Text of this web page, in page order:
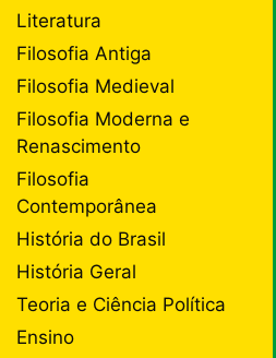
Literatura
Filosofia Antiga
Filosofia Medieval
Filosofia Moderna e
Renascimento
Filosofia
Contemporânea
História do Brasil
História Geral
Teoria e Ciência Política
Ensino